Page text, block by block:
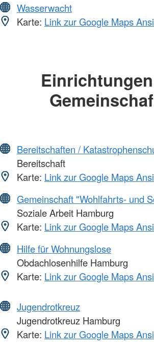
Wasserwacht
Karte: Link zur Google Maps
Bereitschaften /
Bereitschaft
Karte: Link zur Google Maps
Gemeinschaft "Wohlfahrts- und
Soziale Arbeit Hamburg
Karte: Link zur Google Maps
Hilfe für Wohnungslose
Obdachlosenhilfe Hamburg
Karte: Link zur Google Maps
Jugendrotkreuz
Jugendrotkreuz Hamburg
Karte: Link zur Google Maps